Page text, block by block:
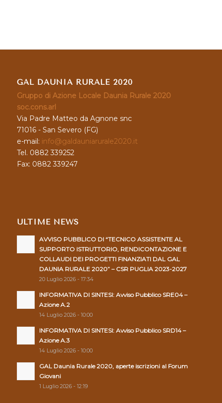
GAL DAUNIA RURALE 2020
Gruppo di Azione Locale Daunia Rurale 2020
soc.cons.arl
Via Padre Matteo da Agnone snc
71016 - San Severo (FG)
e-mail: info@galdauniarurale2020.it
Tel. 0882 339252
Fax: 0882 339247
ULTIME NEWS
AVVISO PUBBLICO DI “TECNICO ASSISTENTE AL
SUPPORTO ISTRUTTORIO, RENDICONTAZIONE E
COLLAUDI DEI PROGETTI FINANZIATI DAL GAL
DAUNIA RURALE 2020” – CSR PUGLIA 2023-2027
20 Luglio 2026 - 17:34
INFORMATIVA DI SINTESI: Avviso Pubblico SRE04 –
Azione A.2
14 Luglio 2026 - 10:00
INFORMATIVA DI SINTESI: Avviso Pubblico SRD14 –
Azione A.3
14 Luglio 2026 - 10:00
GAL Daunia Rurale 2020, aperte iscrizioni al Forum
Giovani
1 Luglio 2026 - 12:19